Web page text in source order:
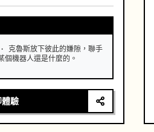
克魯斯放下彼此的嫌隙，聯手
個機器人還是什麼的。
體驗